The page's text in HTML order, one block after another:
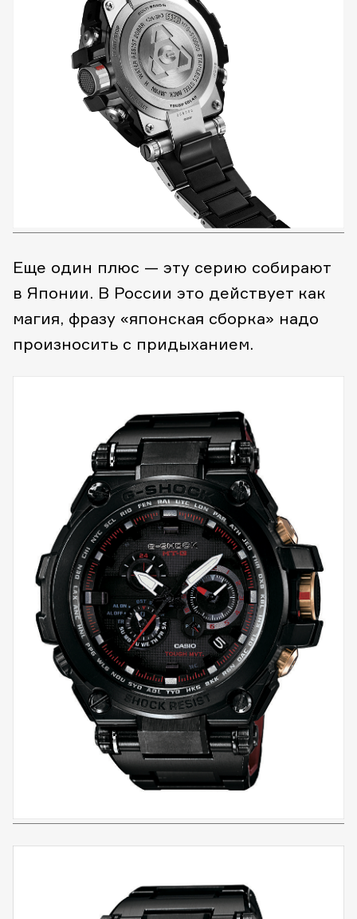
Еще один плюс — эту серию собирают
в Японии. В России это действует как
магия, фразу «японская сборка» надо
произносить с придыханием.